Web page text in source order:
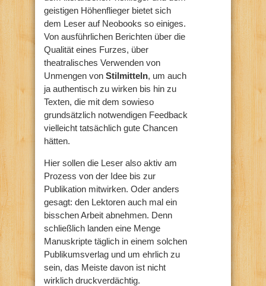
geistigen Höhenflieger bietet sich
dem Leser auf Neobooks so einiges.
Von ausführlichen Berichten über die
Qualität eines Furzes, über
theatralisches Verwenden von
Unmengen von Stilmitteln, um auch
ja authentisch zu wirken bis hin zu
Texten, die mit dem sowieso
grundsätzlich notwendigen Feedback
vielleicht tatsächlich gute Chancen
hätten.
Hier sollen die Leser also aktiv am
Prozess von der Idee bis zur
Publikation mitwirken. Oder anders
gesagt: den Lektoren auch mal ein
bisschen Arbeit abnehmen. Denn
schließlich landen eine Menge
Manuskripte täglich in einem solchen
Publikumsverlag und um ehrlich zu
sein, das Meiste davon ist nicht
wirklich druckverdächtig.